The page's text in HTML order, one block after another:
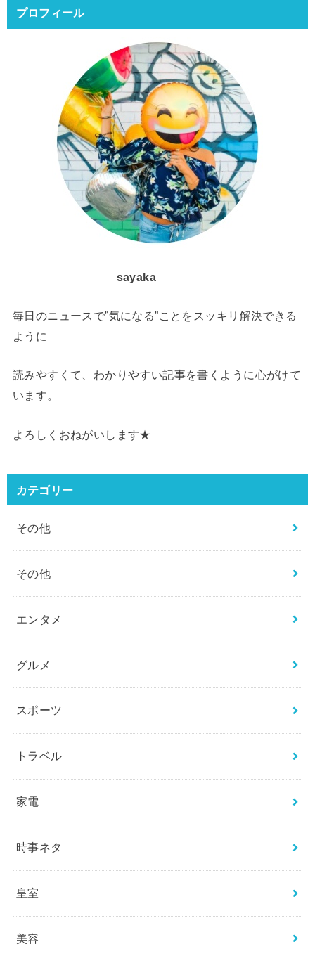
プロフィール
sayaka
毎日のニュースで”気になる”ことをスッキリ解決できる
ように
読みやすくて、わかりやすい記事を書くように心がけて
います。
よろしくおねがいします★
カテゴリー
その他
その他
エンタメ
グルメ
スポーツ
トラベル
家電
時事ネタ
皇室
美容